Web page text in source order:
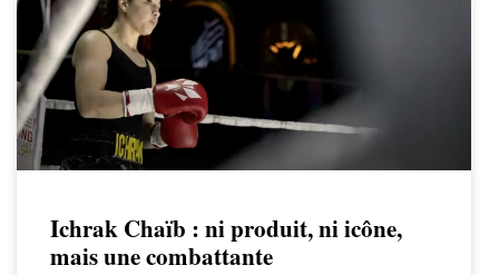
Ichrak Chaïb : ni produit, ni icône,
mais une combattante